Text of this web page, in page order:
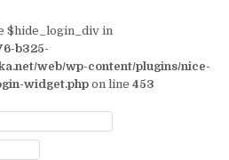
$hide_login_div in
b325-
web/wp-content/plugins/nice-
widget.php on line453